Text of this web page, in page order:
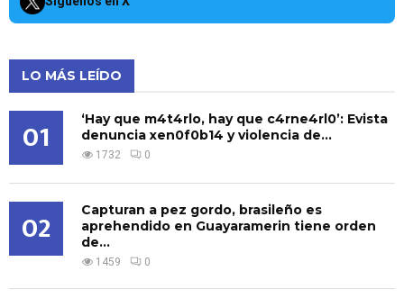
LO MÁS LEÍDO
01
‘Hay que m4t4rlo, hay que c4rne4rl0’: Evista
denuncia xen0f0b14 y violencia de...
1732 0
02
Capturan a pez gordo, brasileño es
aprehendido en Guayaramerin tiene orden
de...
1459 0